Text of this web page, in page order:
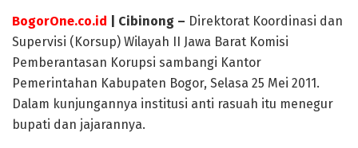
BogorOne.co.id | Cibinong – Direktorat Koordinasi dan
Supervisi (Korsup) Wilayah II Jawa Barat Komisi
Pemberantasan Korupsi sambangi Kantor
Pemerintahan Kabupaten Bogor, Selasa 25 Mei 2011.
Dalam kunjungannya institusi anti rasuah itu menegur
bupati dan jajarannya.